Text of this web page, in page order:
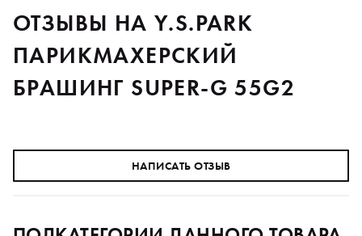
ОТЗЫВЫ НА Y.S.PARK
ПАРИКМАХЕРСКИЙ
БРАШИНГ SUPER-G 55G2
НАПИСАТЬ ОТЗЫВ